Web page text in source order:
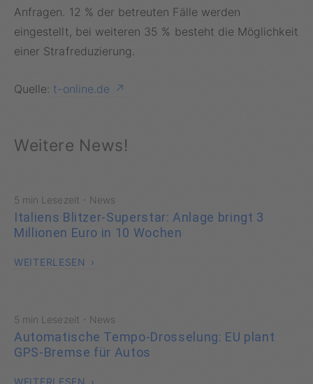
Anfragen. 12 % der betreuten Fälle werden
eingestellt, bei weiteren 35 % besteht die Möglichkeit
einer Strafreduzierung.
Quelle: t-online.de
Weitere News!
5 min Lesezeit · News
Italiens Blitzer-Superstar: Anlage bringt 3
Millionen Euro in 10 Wochen
WEITERLESEN
5 min Lesezeit · News
Automatische Tempo-Drosselung: EU plant
GPS-Bremse für Autos